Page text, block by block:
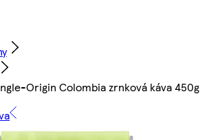
Origin Colombia zrnková káva 450g